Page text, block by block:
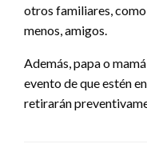
otros familiares,
menos, amigos.
Además, papa o
evento de que estén
retirarán